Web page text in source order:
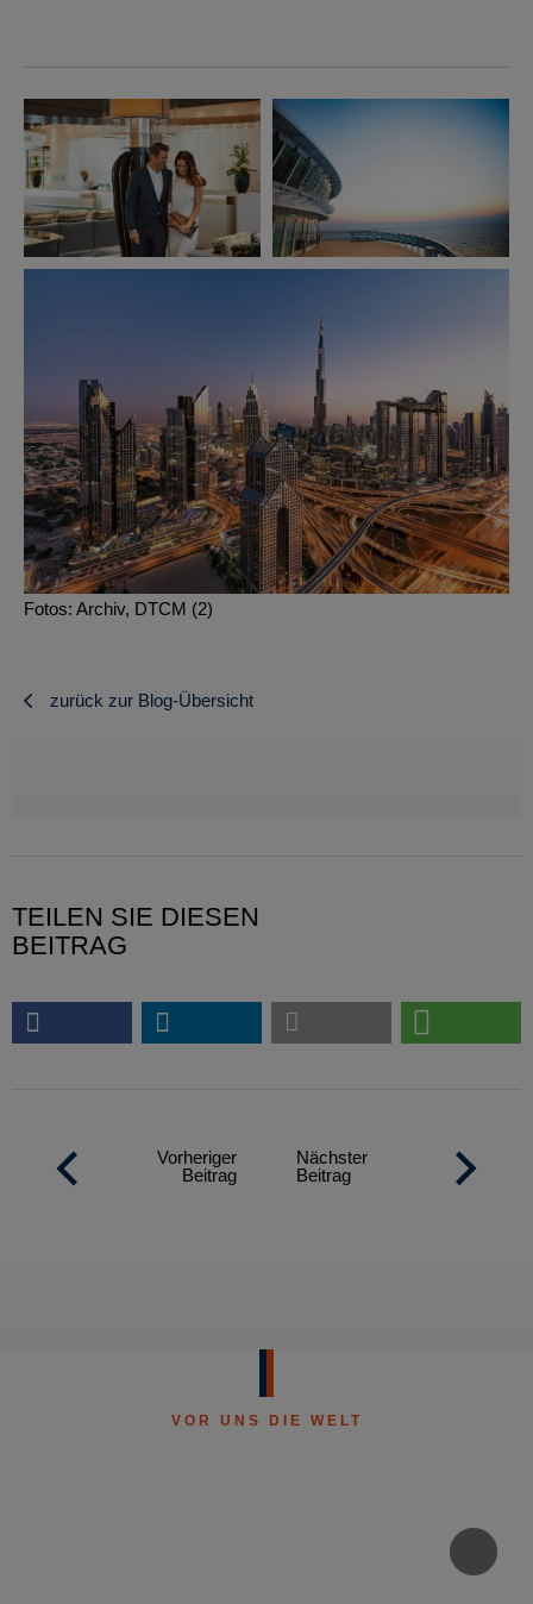
Fotos: Archiv, DTCM (2)
zurück zur Blog-Übersicht
TEILEN SIE DIESEN
BEITRAG
Vorheriger
Beitrag
Nächster
Beitrag
VOR UNS DIE WELT